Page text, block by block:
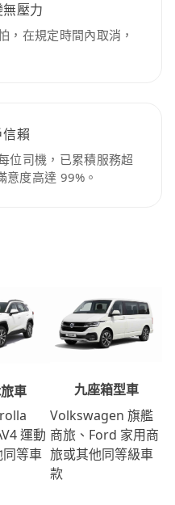
壓力
，在規定時間內取消，
賴
位司機，已累積服務超
度高達 99%。
車
運動
等車
九座箱型車
Volkswagen 旗艦
商旅、Ford 家用商
旅或其他同等級車
款